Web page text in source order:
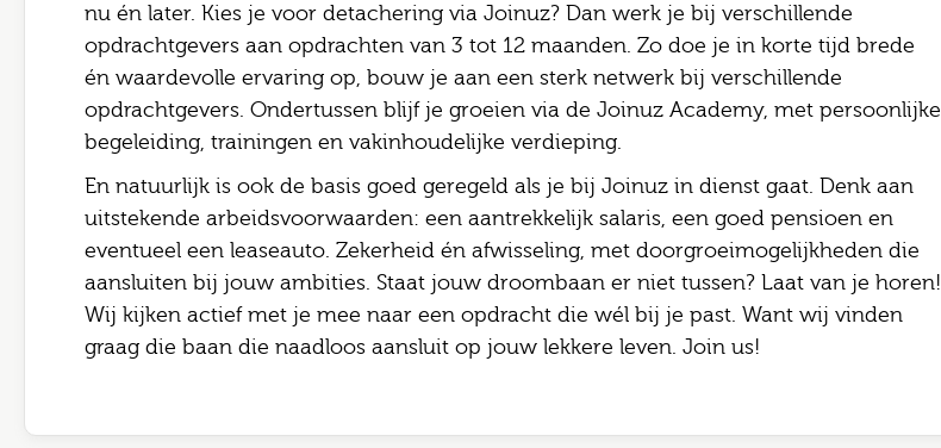
nu én later. Kies je voor detachering via Joinuz? Dan werk je bij verschillende
opdrachtgevers aan opdrachten van 3 tot 12 maanden. Zo doe je in korte tijd brede
én waardevolle ervaring op, bouw je aan een sterk netwerk bij verschillende
opdrachtgevers. Ondertussen blijf je groeien via de Joinuz Academy, met persoonlijke
begeleiding, trainingen en vakinhoudelijke verdieping.
En natuurlijk is ook de basis goed geregeld als je bij Joinuz in dienst gaat. Denk aan
uitstekende arbeidsvoorwaarden: een aantrekkelijk salaris, een goed pensioen en
eventueel een leaseauto. Zekerheid én afwisseling, met doorgroeimogelijkheden die
aansluiten bij jouw ambities. Staat jouw droombaan er niet tussen? Laat van je horen!
Wij kijken actief met je mee naar een opdracht die wél bij je past. Want wij vinden
graag die baan die naadloos aansluit op jouw lekkere leven. Join us!